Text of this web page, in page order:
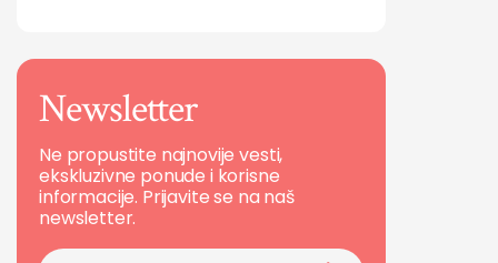
Newsletter
Ne propustite najnovije vesti,
ekskluzivne ponude i korisne
informacije. Prijavite se na naš
newsletter.